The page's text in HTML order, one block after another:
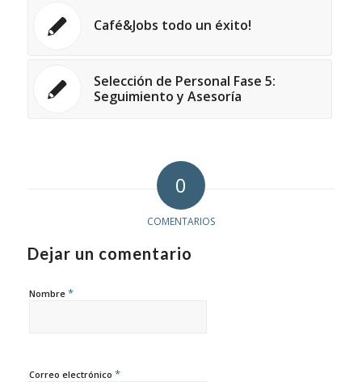
Café&Jobs todo un éxito!
Selección de Personal Fase 5:
Seguimiento y Asesoría
0
COMENTARIOS
Dejar un comentario
Nombre *
Correo electrónico *